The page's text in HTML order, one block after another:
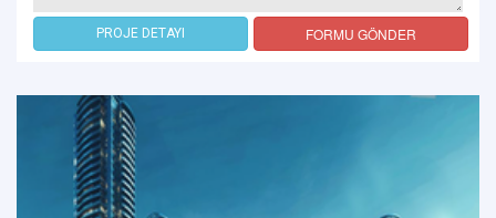
PROJE DETAYI FORMU GÖNDER